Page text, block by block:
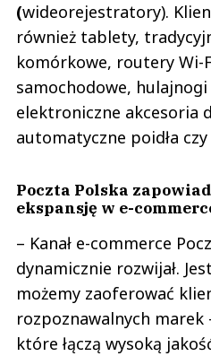
(wideorejestratory).
również tablety,
komórkowe, routery Wi-
samochodowe,
elektroniczne akcesoria
automatyczne poidła
Poczta Polska
ekspansję w e-
– Kanał e-commerce
dynamicznie rozwijał.
możemy zaoferować
rozpoznawalnych marek
które łączą wysoką